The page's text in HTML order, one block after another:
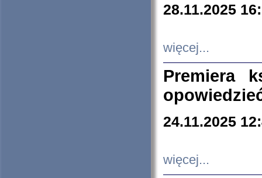
28.11.2025
więcej...
Premiera
24.11.2025
więcej...